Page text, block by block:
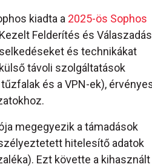
kiadta a 2025-ös Sophos
Felderítés és Válaszadás
és technikákat
távoli szolgáltatások
és a VPN-ek),
megegyezik a támadások
hitelesítő adatok
Ezt követte a kihasznált